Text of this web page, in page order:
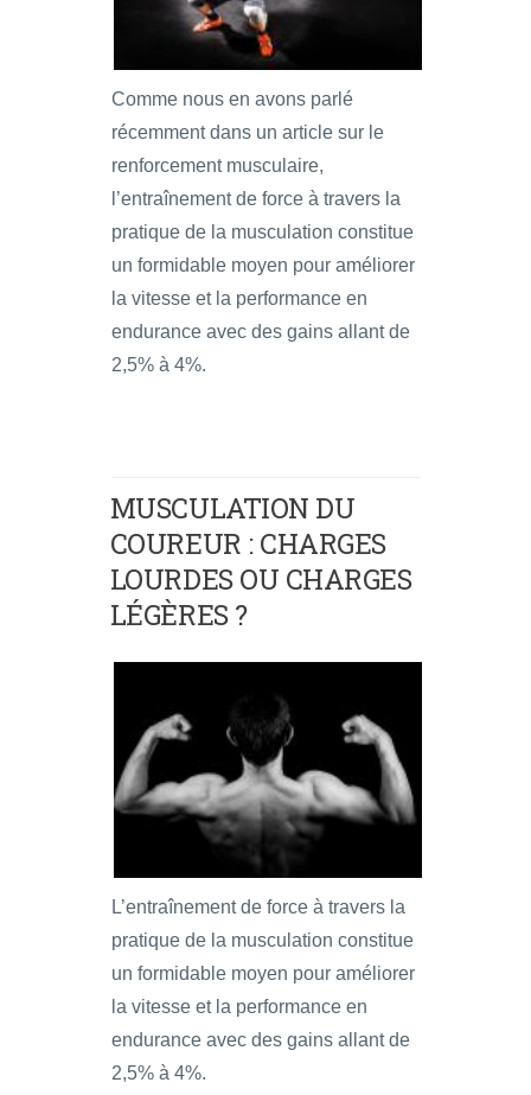
Comme nous en avons parlé
récemment dans un article sur le
renforcement musculaire,
l’entraînement de force à travers la
pratique de la musculation constitue
un formidable moyen pour améliorer
la vitesse et la performance en
endurance avec des gains allant de
2,5% à 4%.
MUSCULATION DU
COUREUR : CHARGES
LOURDES OU CHARGES
LÉGÈRES ?
L’entraînement de force à travers la
pratique de la musculation constitue
un formidable moyen pour améliorer
la vitesse et la performance en
endurance avec des gains allant de
2,5% à 4%.